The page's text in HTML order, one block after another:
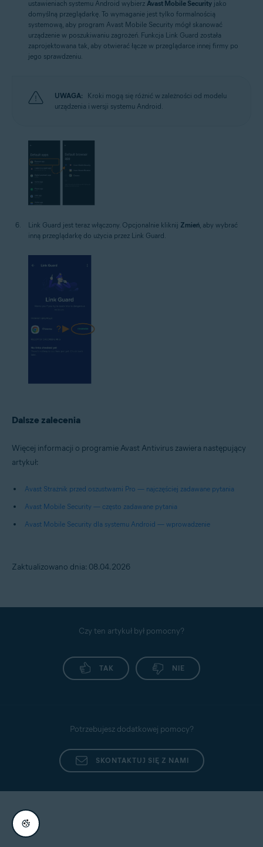
ustawieniach systemu Android wybierz Avast Mobile Security jako
domyślną przeglądarkę. To wymaganie jest tylko formalnością
systemową, aby program Avast Mobile Security mógł skanować
urządzenie w poszukiwaniu zagrożeń. Funkcja Link Guard została
zaprojektowana tak, aby otwierać łącze w przeglądarce innej firmy po
jego sprawdzeniu.
UWAGA:
Kroki mogą się różnić w zależności od modelu
urządzenia i wersji systemu Android.
Link Guard jest teraz włączony. Opcjonalnie kliknij Zmień, aby wybrać
inną przeglądarkę do użycia przez Link Guard.
Dalsze zalecenia
Więcej informacji o programie Avast Antivirus zawiera następujący
artykuł:
Avast Strażnik przed oszustwami Pro — najczęściej zadawane pytania
Avast Mobile Security — często zadawane pytania
Avast Mobile Security dla systemu Android — wprowadzenie
Zaktualizowano dnia: 08.04.2026
Czy ten artykuł był pomocny?
TAK NIE
Potrzebujesz dodatkowej pomocy?
SKONTAKTUJ SIĘ Z NAMI